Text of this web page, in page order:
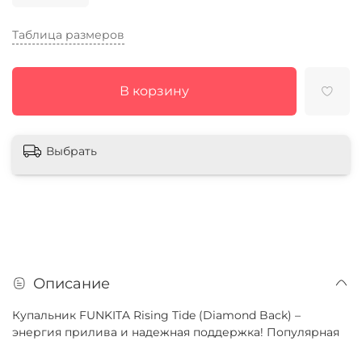
Таблица размеров
В корзину
Выбрать
Описание
Купальник FUNKITA Rising Tide (Diamond Back) –
энергия прилива и надежная поддержка! Популярная